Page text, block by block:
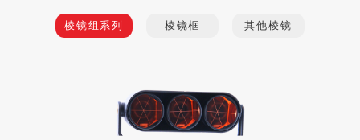
棱镜组系列 棱镜框 其他棱镜